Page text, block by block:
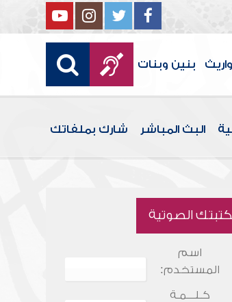
بنين وبنات
البث المباشر شارك بملفاتك
الصوتية
اسم
المستخدم:
كـلـــمـة